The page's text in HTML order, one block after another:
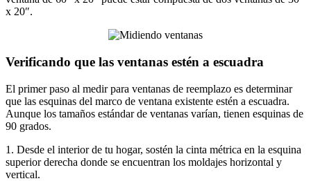
x 20″.
Verificando que las ventanas estén a escuadra
El primer paso al medir para ventanas de reemplazo es determinar
que las esquinas del marco de ventana existente estén a escuadra.
Aunque los tamaños estándar de ventanas varían, tienen esquinas de
90 grados.
1. Desde el interior de tu hogar, sostén la cinta métrica en la esquina
superior derecha donde se encuentran los moldajes horizontal y
vertical.